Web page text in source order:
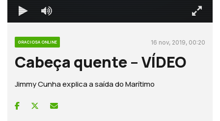
GRACIOSA ONLINE 16 nov, 2019, 00:20
Cabeça quente – VÍDEO
Jimmy Cunha explica a saída do Marítimo